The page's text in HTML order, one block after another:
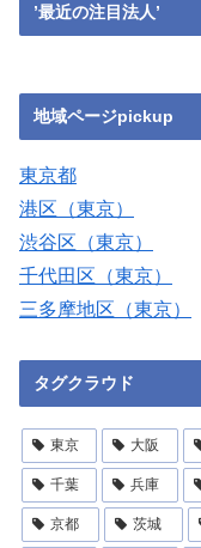
’最近の注目法人’
地域ページpickup
東京都
港区（東京）
渋谷区（東京）
千代田区（東京）
三多摩地区（東京）
タグクラウド
東京 大阪
千葉 兵庫
京都 茨城